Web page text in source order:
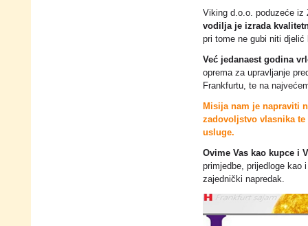
Viking d.o.o. poduzeće iz
vodilja je izrada
pri tome ne gubi niti
Već jedanaest godina
oprema za upravljanje
Frankfurtu, te na
Misija nam je napraviti
zadovoljstvo vlasnika
usluge.
Ovime Vas kao kupce i
primjedbe, prijedloge kao
zajednički napredak.